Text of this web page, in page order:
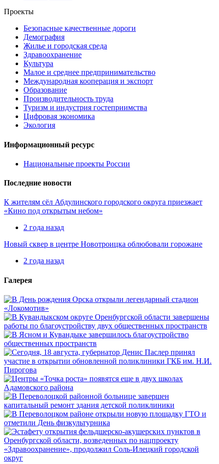
Проекты
Безопасные качественные дороги
Демография
Жилье и городская среда
Здравоохранение
Культура
Малое и среднее предпринимательство
Международная кооперация и экспорт
Образование
Производительность труда
Туризм и индустрия гостеприимства
Цифровая экономика
Экология
Информационный ресурс
Национальные проекты России
Последние новости
К жителям сёл Абдулинского городского округа приезжает
«Кино под открытым небом»
2 года назад
Новый сквер в центре Новотроицка облюбовали горожане
2 года назад
Галерея